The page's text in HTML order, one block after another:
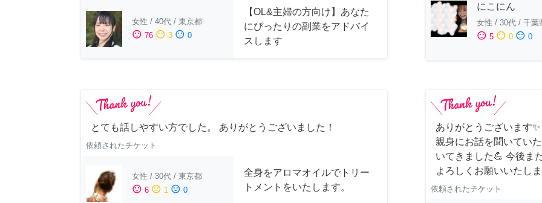
女性 / 40代 / 東京都
sentiment_satisfied 76 sentiment_neutral 3 sentiment_dissatisfied 0
【OL&主婦の方向け】あなた
にぴったりの副業をアドバイ
スします
にこにん
女性 / 30代 / 千葉
sentiment_satisfied 5 sentiment_neutral 0 sentiment_dissatisfied 0
とても話しやすい方でした。 ありがとうございました！
依頼されたチケット
女性 / 30代 / 東京都
sentiment_satisfied 6 sentiment_neutral 1 sentiment_dissatisfied 0
全身をアロマオイルでトリー
トメントをいたします。
ありがとうございます
親身にお話を聞いてい
いてきました💪 今後ま
よろしくお願いいたし
依頼されたチケット